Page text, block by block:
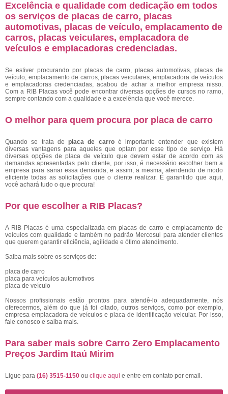
Excelência e qualidade com dedicação em todos
os serviços de placas de carro, placas
automotivas, placas de veículo, emplacamento de
carros, placas veiculares, emplacadora de
veículos e emplacadoras credenciadas.
Se estiver procurando por placas de carro, placas automotivas, placas de
veículo, emplacamento de carros, placas veiculares, emplacadora de veículos
e emplacadoras credenciadas, acabou de achar a melhor empresa nisso.
Com a RIB Placas você pode encontrar diversas opções de cursos no ramo,
sempre contando com a qualidade e a excelência que você merece.
O melhor para quem procura por placa de carro
Quando se trata deplaca de carroé importante entender que existem
diversas vantagens para aqueles que optam por esse tipo de serviço. Há
diversas opções de placa de veículo que devem estar de acordo com as
demandas apresentadas pelo cliente, por isso, é necessário escolher bem a
empresa para sanar essa demanda, e assim, a mesma, atendendo de modo
eficiente todas as solicitações que o cliente realizar. É garantido que aqui,
você achará tudo o que procura!
Por que escolher a RIB Placas?
A RIB Placas é uma especializada em placas de carro e emplacamento de
veículos com qualidade e também no padrão Mercosul para atender clientes
que querem garantir eficiência, agilidade e ótimo atendimento.
Saiba mais sobre os serviços de:
placa de carro
placa para veículos automotivos
placa de veículo
Nossos profissionais estão prontos para atendê-lo adequadamente, nós
oferecermos, além do que já foi citado, outros serviços, como por exemplo,
empresa emplacadora de veículos e placa de identificação veicular. Por isso,
fale conosco e saiba mais.
Para saber mais sobre Carro Zero Emplacamento
Preços Jardim Itaú Mirim
Ligue para (16) 3515-1150 ou clique aqui e entre em contato por email.